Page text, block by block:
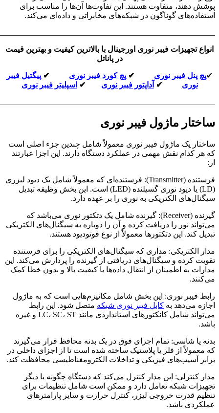
پوشش دهند، متفاوت هستند. این تفاوت‌ها آن‌ها را مناسب برای
استفاده‌های گوناگون در شبکه‌های مخابراتی و داده‌ای می‌کند.
انواع تجهیزات فیبر نوری اورجینال با بالاترین کیفیت و بهترین قیمت
در پاناتل
✔پچ پنل فیبر نوری ✔ پچ کورد فیبر نوری ✔ پیگتیل فیبر
نوری ✔ آداپتور فیبر نوری ✔ اسپلیتر فیبر نوری
ساختار ماژول فیبر نوری
ساختار یک ماژول فیبر نوری معمولاً شامل چندین جزء اصلی است
که هر کدام نقش مهمی در عملکرد دستگاه دارند. این اجزا عبارتند
از:
فرستنده (Transmitter): فرستنده‌ای که معمولاً شامل یک دیود لیزری
(LD) یا دیود نوری گسیلنده (LED) است. این بخش وظیفه تبدیل
سیگنال‌های الکتریکی به نوری را بر عهده دارد.
گیرنده (Receiver): گیرنده شامل یک دتکتور نوری می‌باشد که
می‌تواند نور را دریافت کرده و آن را دوباره به سیگنال‌های الکتریکی
تبدیل کند. این دتکتورها معمولاً از نوع فوتودیود هستند.
مدار الکتریکی: مداری که سیگنال‌های الکتریکی را برای فرستنده
تقویت کرده و سیگنال‌های دریافتی از گیرنده را پردازش می‌کند. این
مدارات به اطمینان از انتقال داده‌ها با کیفیت بالا و بدون خطا کمک
می‌کنند.
رابط فیبر نوری: این بخش شامل مکانیزم‌هایی است که به ماژول
اجازه می‌دهد به کابل فیبر نوری شبکه متصل شود. این رابط
می‌تواند شامل کانکتورهای استانداردی مانند LC، SC، ST و غیره
باشد.
بدنه یا شاسی: تمام اجزای فوق در یک بدنه محافظ قرار می‌گیرند
که معمولاً از فلز یا پلاستیک ساخته شده است تا از اجزای داخلی در
برابر آسیب‌های فیزیکی و تداخلات الکترومغناطیسی محافظت کند.
مدار کنترلی: این مدار کنترل می‌کند که دستگاه چگونه با دیگر
تجهیزات شبکه تعامل دارد و ممکن است شامل تنظیمات برای
تنظیم قدرت خروجی لیزر، کنترل حرارت و سایر پارامترهای
عملکردی باشد.